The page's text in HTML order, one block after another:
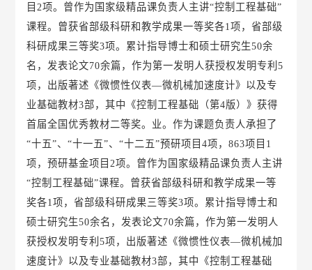
目2项。曾作为国家级精品课负责人主讲“控制工程基础”
课程。曾获省部级科研和教学成果一等奖各1项，省部级
科研成果三等奖3项。累计指导博士和硕士研究生50余
名，发表论文70余篇，作为第一发明人获授权发明专利5
项，出版著述《微惯性仪表—微机械加速度计》以及专
业基础教材3部，其中《控制工程基础（第4版）》获得
首届全国优秀教材二等奖。业。作为课题负责人承担了
“十五”、“十一五”、“十二五”预研项目4项，863项目1
项，预研基金项目2项。曾作为国家级精品课负责人主讲
“控制工程基础”课程。曾获省部级科研和教学成果一等
奖各1项，省部级科研成果三等奖3项。累计指导博士和
硕士研究生50余名，发表论文70余篇，作为第一发明人
获授权发明专利5项，出版著述《微惯性仪表—微机械加
速度计》以及专业基础教材3部，其中《控制工程基础